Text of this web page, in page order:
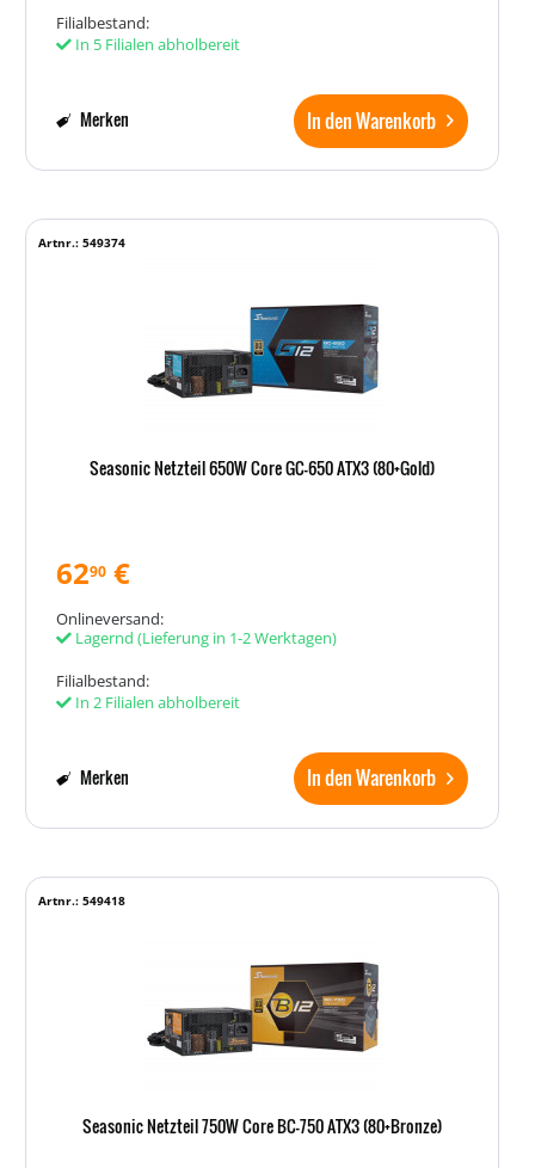
Filialbestand:
In 5 Filialen abholbereit
In den Warenkorb
Merken
Seasonic Netzteil 650W Core GC-650 ATX3 (80+Gold)
Artnr.: 549374
6290 €
Onlineversand:
Lagernd (Lieferung in 1-2 Werktagen)
Filialbestand:
In 2 Filialen abholbereit
In den Warenkorb
Merken
Seasonic Netzteil 750W Core BC-750 ATX3 (80+Bronze)
Artnr.: 549418